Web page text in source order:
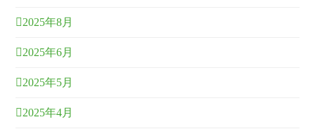
2025年8月
2025年6月
2025年5月
2025年4月